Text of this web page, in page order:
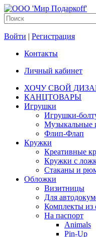
Войти | Регистрация
Контакты
Личный кабинет
ХОЧУ СВОЙ
КАНЦТОВАРЫ
Игрушки
Игрушки-
Музыкальные
Флип-Флап
Кружки
Креативные
Кружки с
Стаканы и
Обложки
Визитницы
Для
Комплекты из
На паспорт
Animals
Pin-Up